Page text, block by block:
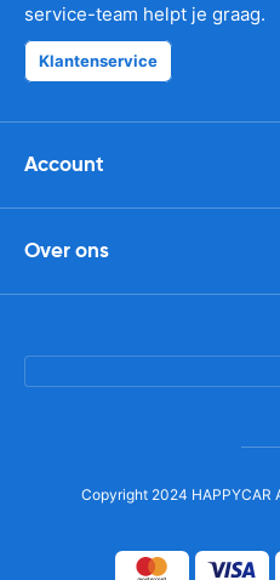
service-team helpt je graag.
Klantenservice
Account
Over ons
Copyright 2024 HAPPYCAR